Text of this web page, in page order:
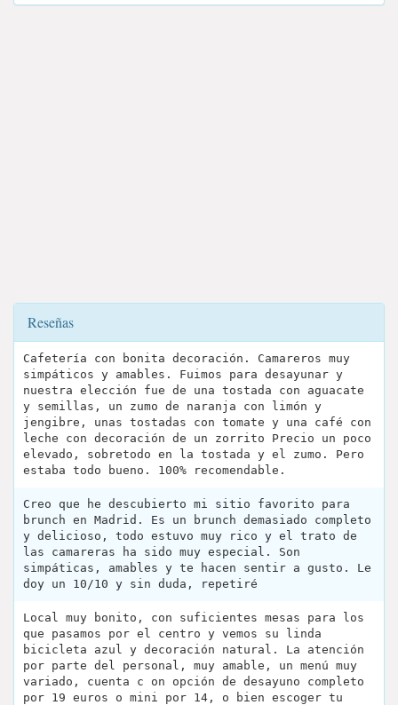
Reseñas
Cafetería con bonita decoración. Camareros muy
simpáticos y amables. Fuimos para desayunar y
nuestra elección fue de una tostada con aguacate
y semillas, un zumo de naranja con limón y
jengibre, unas tostadas con tomate y una café con
leche con decoración de un zorrito Precio un poco
elevado, sobretodo en la tostada y el zumo. Pero
estaba todo bueno. 100% recomendable.
Creo que he descubierto mi sitio favorito para
brunch en Madrid. Es un brunch demasiado completo
y delicioso, todo estuvo muy rico y el trato de
las camareras ha sido muy especial. Son
simpáticas, amables y te hacen sentir a gusto. Le
doy un 10/10 y sin duda, repetiré
Local muy bonito, con suficientes mesas para los
que pasamos por el centro y vemos su linda
bicicleta azul y decoración natural. La atención
por parte del personal, muy amable, un menú muy
variado, cuenta c on opción de desayuno completo
por 19 euros o mini por 14, o bien escoger tu